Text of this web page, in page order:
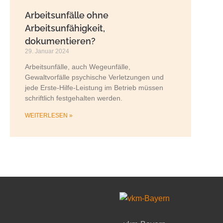
Arbeitsunfälle ohne
Arbeitsunfähigkeit,
dokumentieren?
29. Januar 2024
Arbeitsunfälle, auch Wegeunfälle,
Gewaltvorfälle psychische Verletzungen und
jede Erste-Hilfe-Leistung im Betrieb müssen
schriftlich festgehalten werden.
WEITERLESEN »